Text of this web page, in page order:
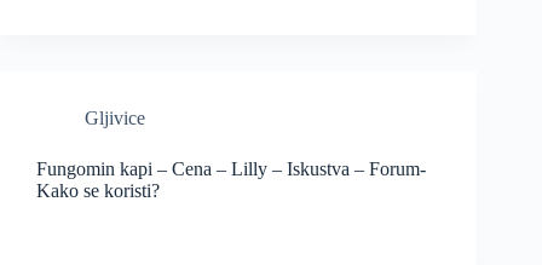
Gljivice
Fungomin kapi – Cena – Lilly – Iskustva – Forum-
Kako se koristi?